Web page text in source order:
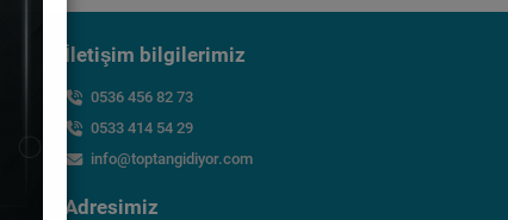
İletişim bilgilerimiz
0536 456 82 73
0533 414 54 29
info@toptangidiyor.com
Adresimiz